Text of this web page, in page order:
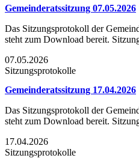
Gemeinderatssitzung 07.05.2026
Das Sitzungsprotokoll der
steht zum Download bereit.
07.05.2026
Sitzungsprotokolle
Gemeinderatssitzung 17.04.2026
Das Sitzungsprotokoll der
steht zum Download bereit.
17.04.2026
Sitzungsprotokolle